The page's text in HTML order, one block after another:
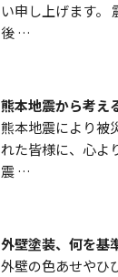
い申し上げます。
後 …
熊本地震から考え
熊本地震により被
れた皆様に、心よ
震 …
外壁塗装、何を基
外壁の色あせやひ